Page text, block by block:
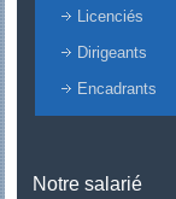
Licenciés
Dirigeants
Encadrants
Notre salarié